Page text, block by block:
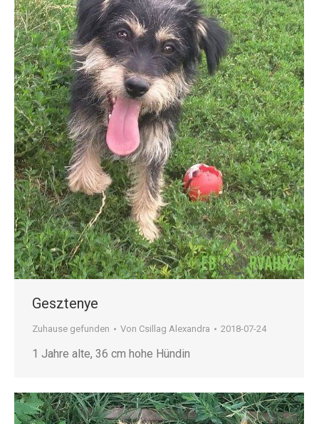
Gesztenye
Zuhause gefunden Von Csillag Alexandra 2018-07-24
1 Jahre alte, 36 cm hohe Hündin